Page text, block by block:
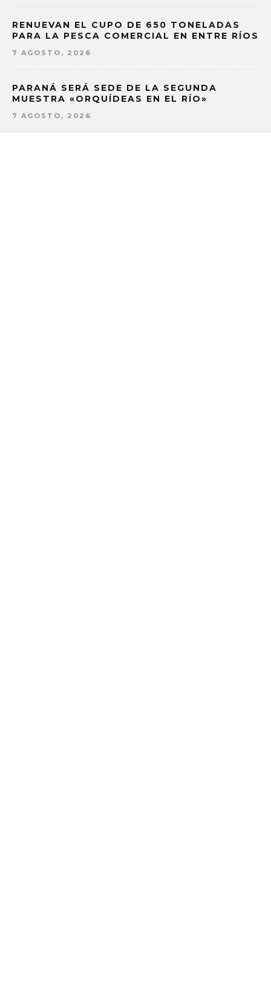
RENUEVAN EL CUPO DE 650 TONELADAS
PARA LA PESCA COMERCIAL EN ENTRE RÍOS
7 AGOSTO, 2026
PARANÁ SERÁ SEDE DE LA SEGUNDA
MUESTRA «ORQUÍDEAS EN EL RÍO»
7 AGOSTO, 2026